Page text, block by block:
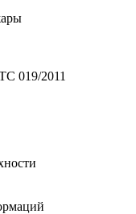
019/2011